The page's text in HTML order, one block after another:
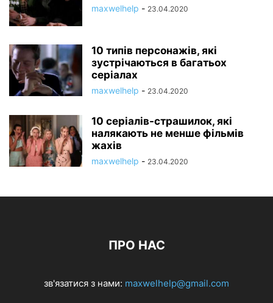
maxwelhelp - 23.04.2020
10 типів персонажів, які
зустрічаються в багатьох
серіалах
maxwelhelp - 23.04.2020
10 серіалів-страшилок, які
налякають не менше фільмів
жахів
maxwelhelp - 23.04.2020
ПРО НАС
зв'язатися з нами: maxwelhelp@gmail.com